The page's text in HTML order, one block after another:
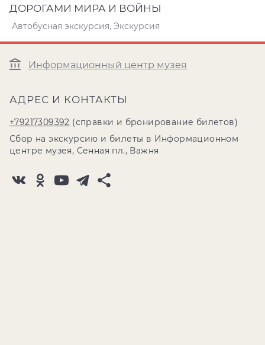
ДОРОГАМИ МИРА И ВОЙНЫ
Автобусная экскурсия, Экскурсия
Информационный центр музея
АДРЕС И КОНТАКТЫ
+79217309392 (справки и бронирование билетов)
Сбор на экскурсию и билеты в Информационном
центре музея, Сенная пл., Важня